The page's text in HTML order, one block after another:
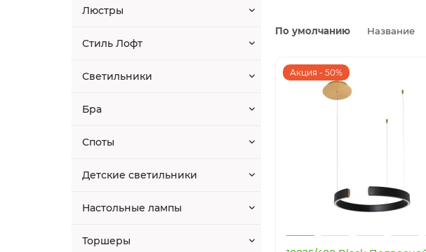
Люстры
Стиль Лофт
Светильники
Бра
Споты
Детские светильники
Настольные лампы
Торшеры
По умолчанию Название
Акция - 50%